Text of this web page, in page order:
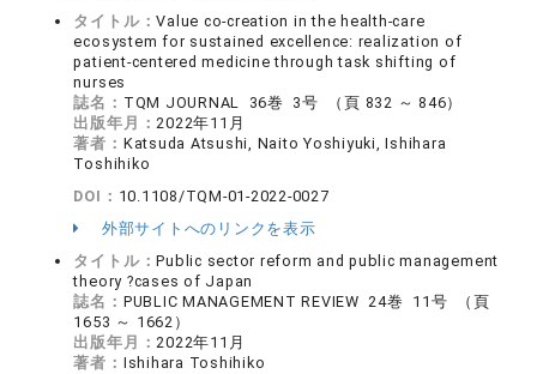
タイトル：Value co-creation in the health-care
ecosystem for sustained excellence: realization of
patient-centered medicine through task shifting of
nurses
誌名： TQM JOURNAL 36巻 3号 （頁 832 ～ 846）
出版年月：2022年11月
著者： Katsuda Atsushi, Naito Yoshiyuki, Ishihara
Toshihiko
DOI： 10.1108/TQM-01-2022-0027
外部サイトへのリンクを表示
タイトル：Public sector reform and public management
theory ?cases of Japan
誌名： PUBLIC MANAGEMENT REVIEW 24巻 11号 （頁
1653 ～ 1662）
出版年月：2022年11月
著者： Ishihara Toshihiko